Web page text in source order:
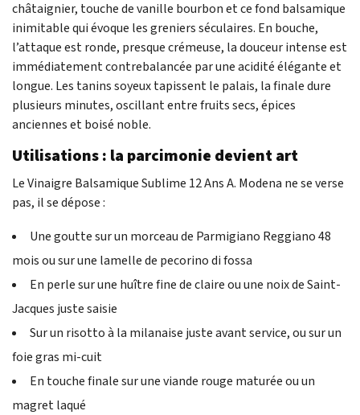
châtaignier, touche de vanille bourbon et ce fond balsamique
inimitable qui évoque les greniers séculaires. En bouche,
l’attaque est ronde, presque crémeuse, la douceur intense est
immédiatement contrebalancée par une acidité élégante et
longue. Les tanins soyeux tapissent le palais, la finale dure
plusieurs minutes, oscillant entre fruits secs, épices
anciennes et boisé noble.
Utilisations : la parcimonie devient art
Le Vinaigre Balsamique Sublime 12 Ans A. Modena ne se verse
pas, il se dépose :
Une goutte sur un morceau de Parmigiano Reggiano 48
mois ou sur une lamelle de pecorino di fossa
En perle sur une huître fine de claire ou une noix de Saint-
Jacques juste saisie
Sur un risotto à la milanaise juste avant service, ou sur un
foie gras mi-cuit
En touche finale sur une viande rouge maturée ou un
magret laqué